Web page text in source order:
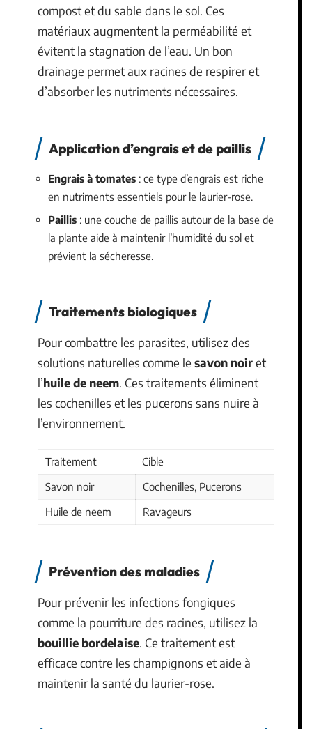
compost et du sable dans le sol. Ces
matériaux augmentent la perméabilité et
évitent la stagnation de l’eau. Un bon
drainage permet aux racines de respirer et
d’absorber les nutriments nécessaires.
Application d’engrais et de paillis
Engrais à tomates : ce type d’engrais est riche
en nutriments essentiels pour le laurier-rose.
Paillis : une couche de paillis autour de la base de
la plante aide à maintenir l’humidité du sol et
prévient la sécheresse.
Traitements biologiques
Pour combattre les parasites, utilisez des
solutions naturelles comme le savon noiret
l’huile de neem. Ces traitements éliminent
les cochenilles et les pucerons sans nuire à
l’environnement.
Traitement
Cible
Savon noir
Cochenilles, Pucerons
Huile de neem
Ravageurs
Prévention des maladies
Pour prévenir les infections fongiques
comme la pourriture des racines, utilisez la
bouillie bordelaise. Ce traitement est
efficace contre les champignons et aide à
maintenir la santé du laurier-rose.